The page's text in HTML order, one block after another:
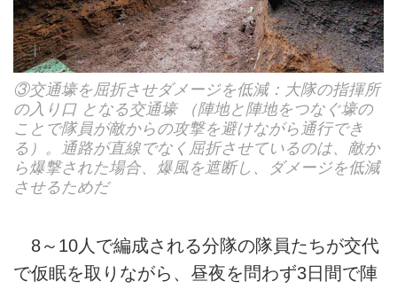
③交通壕を屈折させダメージを低減：大隊の指揮所
の入り口 となる交通壕 （陣地と陣地をつなぐ壕の
ことで隊員が敵からの攻撃を避けながら通行でき
る）。通路が直線でなく屈折させているのは、敵か
ら爆撃された場合、爆風を遮断し、ダメージを低減
させるためだ
8～10人で編成される分隊の隊員たちが交代
で仮眠を取りながら、昼夜を問わず3日間で陣